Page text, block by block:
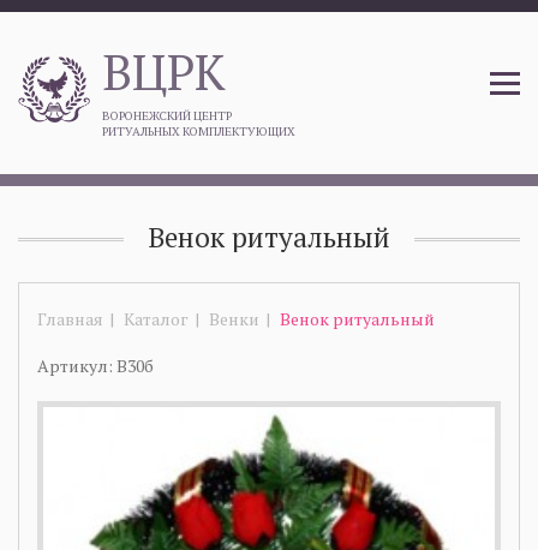
ВЦРК
ВОРОНЕЖСКИЙ ЦЕНТР
РИТУАЛЬНЫХ КОМПЛЕКТУЮЩИХ
Венок ритуальный
Главная Каталог Венки Венок ритуальный
Артикул: В30б